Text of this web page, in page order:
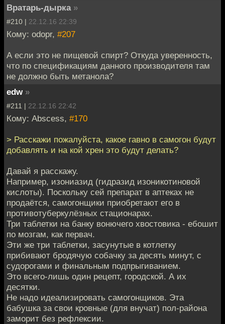
Вратарь-дырка »
#210 | 22.12.16 22:39
Кому: odopr, #207
А если это не пищевой спирт? Откуда уверенность,
что по спецификациям данного производителя там
не должно быть метанола?
edw »
#211 | 22.12.16 22:42
Кому: Abscess, #170
> Расскажи пожалуйста, какое гавно в самогон будут
добавлять и на кой хрен это будут делать?
Давай я расскажу.
Например, изониазид (гидразид изоникотиновой
кислоты). Поскольку сей препарат в аптеках не
продаётся, самогонщики приобретают его в
противотуберкулёзных стационарах.
Три таблетки на банку вонючего хвостовика - ебошит
по мозгам, как первач.
Эти же три таблетки, засунутые в котлетку
прибивают бродячую собачку за десять минут, с
судорогами и финальным подпрыгиванием.
Это всего-лишь один рецепт, городской. А их
десятки.
Не надо идеализировать самогонщиков. Эта
бабушка за свои кровные (для внучат) пол-района
заморит без рефлексии.